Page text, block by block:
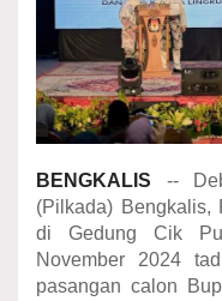
BENGKALIS --
(Pilkada) Bengkalis,
di Gedung Cik
November 2024
pasangan calon